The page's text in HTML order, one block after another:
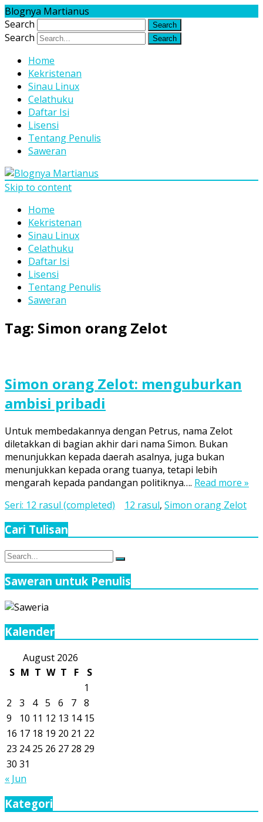
Blognya Martianus
Search
Search
Home
Kekristenan
Sinau Linux
Celathuku
Daftar Isi
Lisensi
Tentang Penulis
Saweran
Skip to content
Home
Kekristenan
Sinau Linux
Celathuku
Daftar Isi
Lisensi
Tentang Penulis
Saweran
Tag: Simon orang Zelot
Simon orang Zelot: menguburkan
ambisi pribadi
Untuk membedakannya dengan Petrus, nama Zelot
diletakkan di bagian akhir dari nama Simon. Bukan
menunjukkan kepada daerah asalnya, juga bukan
menunjukkan kepada orang tuanya, tetapi lebih
mengarah kepada pandangan politiknya…. Read more »
Seri: 12 rasul (completed)
12 rasul, Simon orang Zelot
Cari Tulisan
Search
Search
Saweran untuk Penulis
Kalender
August 2026
S M T W T F
S
1
2
3 4 5 6 7 8
9
10 11 12 13 14 15
16 17 18 19 20 21 22
23 24 25 26 27 28 29
30 31
« Jun
Kategori